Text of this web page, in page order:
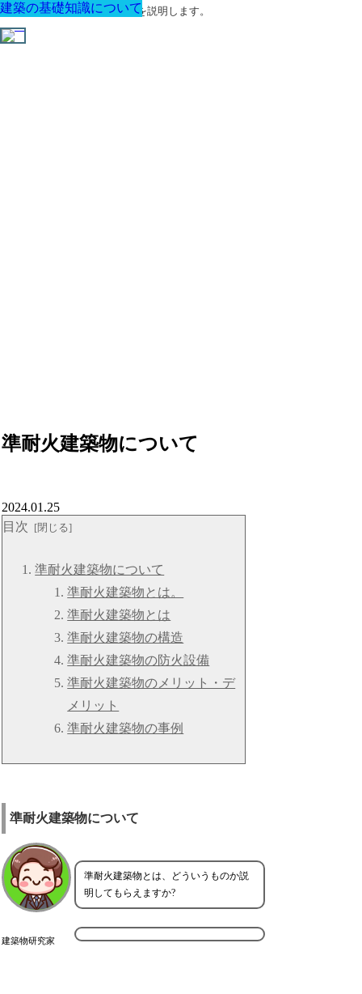
建築に関する用語と関連法令を説明します。
準耐火建築物について
建築の基礎知識について
2024.01.25
目次
準耐火建築物について
準耐火建築物とは。
準耐火建築物とは
準耐火建築物の構造
準耐火建築物の防火設備
準耐火建築物のメリット・デ
メリット
準耐火建築物の事例
準耐火建築物について
建築物研究家
準耐火建築物とは、どういうものか説
明してもらえますか?
建築の基礎知識について
建築の基礎知識について
建築の基礎知識について
建築の基礎知識について
建築の基礎知識について
建築の基礎知識について